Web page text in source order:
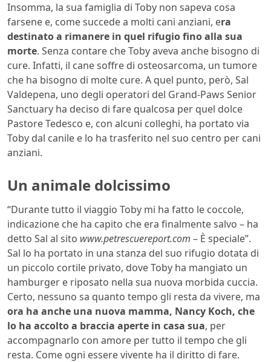
Insomma, la sua famiglia di Toby non sapeva cosa
farsene e, come succede a molti cani anziani, era
destinato a rimanere in quel rifugio fino alla sua
morte. Senza contare che Toby aveva anche bisogno di
cure. Infatti, il cane soffre di osteosarcoma, un tumore
che ha bisogno di molte cure. A quel punto, però, Sal
Valdepena, uno degli operatori del Grand-Paws Senior
Sanctuary ha deciso di fare qualcosa per quel dolce
Pastore Tedesco e, con alcuni colleghi, ha portato via
Toby dal canile e lo ha trasferito nel suo centro per cani
anziani.
Un animale dolcissimo
“Durante tutto il viaggio Toby mi ha fatto le coccole,
indicazione che ha capito che era finalmente salvo – ha
detto Sal al sito www.petrescuereport.com – È speciale”.
Sal lo ha portato in una stanza del suo rifugio dotata di
un piccolo cortile privato, dove Toby ha mangiato un
hamburger e riposato nella sua nuova morbida cuccia.
Certo, nessuno sa quanto tempo gli resta da vivere, ma
ora ha anche una nuova mamma, Nancy Koch, che
lo ha accolto a braccia aperte in casa sua, per
accompagnarlo con amore per tutto il tempo che gli
resta. Come ogni essere vivente ha il diritto di fare.